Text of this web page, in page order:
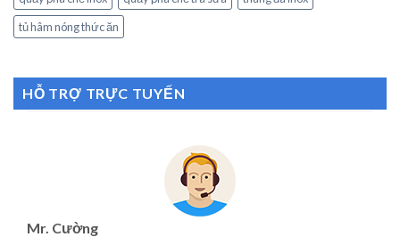
tủ hâm nóng thức ăn
HỖ TRỢ TRỰC TUYẾN
Mr. Cường